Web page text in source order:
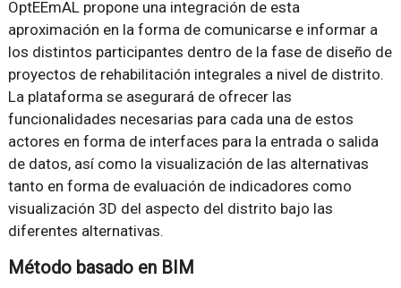
OptEEmAL propone una integración de esta
aproximación en la forma de comunicarse e informar a
los distintos participantes dentro de la fase de diseño de
proyectos de rehabilitación integrales a nivel de distrito.
La plataforma se asegurará de ofrecer las
funcionalidades necesarias para cada una de estos
actores en forma de interfaces para la entrada o salida
de datos, así como la visualización de las alternativas
tanto en forma de evaluación de indicadores como
visualización 3D del aspecto del distrito bajo las
diferentes alternativas.
Método basado en BIM